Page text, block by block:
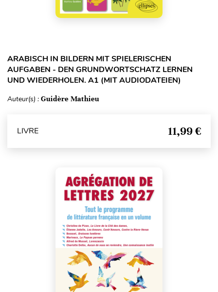
ARABISCH IN BILDERN MIT SPIELERISCHEN
AUFGABEN - DEN GRUNDWORTSCHATZ LERNEN
UND WIEDERHOLEN. A1 (MIT AUDIODATEIEN)
Auteur(s) : Guidère Mathieu
LIVRE 11,99 €